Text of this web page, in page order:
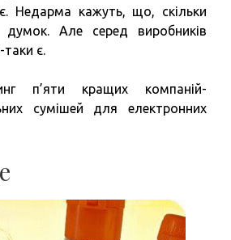
Недарма кажуть, що, скільки
Але серед виробників
таки є.
п’яти кращих компаній-
сумішей для електронних